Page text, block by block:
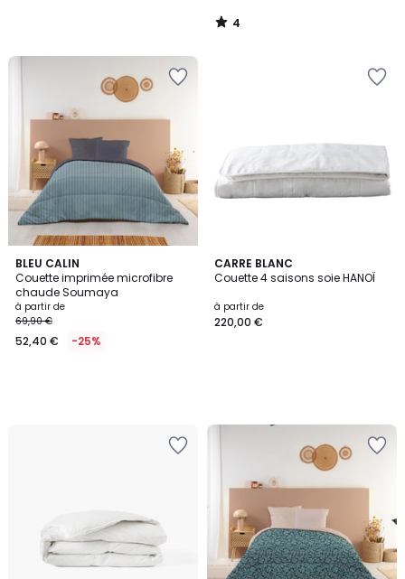
4
/
BLEU CALIN
Couette imprimée microfibre
chaude Soumaya
à partir de
69,90 €
52,40 € -25%
CARRE BLANC
Couette 4 saisons soie HANOÏ
à partir de
220,00 €